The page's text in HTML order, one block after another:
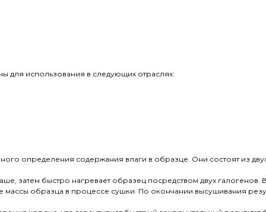
для использования в следующих отраслях:
определения содержания влаги в образце. Они состоят из
затем быстро нагревает образец посредством двух галогенов.
массы образца в процессе сушки. По окончании высушивания